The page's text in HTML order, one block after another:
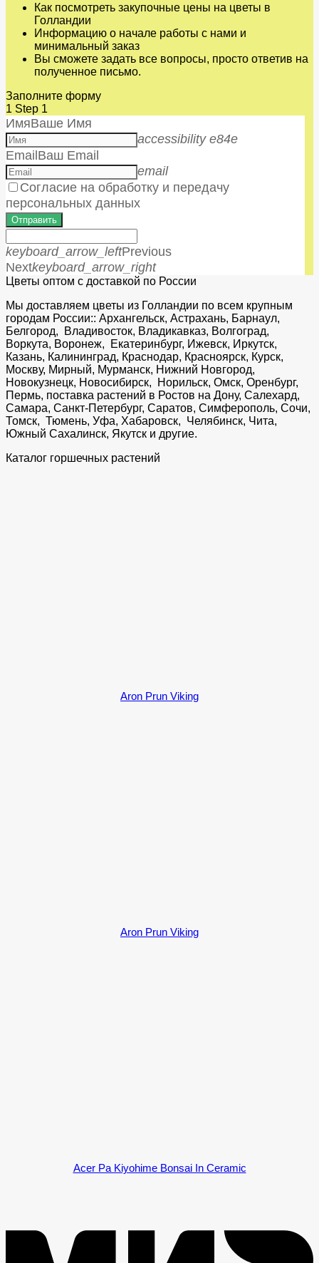
Как посмотреть закупочные цены на цветы в
Голландии
Информацию о начале работы с нами и
минимальный заказ
Вы сможете задать все вопросы, просто ответив на
полученное письмо.
Заполните форму
1 Step 1
ИмяВаше Имя
accessibility e84e
EmailВаш Email
email
Согласие на обработку и передачу
персональных данных
Отправить
keyboard_arrow_leftPrevious
Nextkeyboard_arrow_right
Цветы оптом с доставкой по России
Мы доставляем цветы из Голландии по всем крупным
городам России:: Архангельск, Астрахань, Барнаул,
Белгород, Владивосток, Владикавказ, Волгоград,
Воркута, Воронеж, Екатеринбург, Ижевск, Иркутск,
Казань, Калининград, Краснодар, Красноярск, Курск,
Москву, Мирный, Мурманск, Нижний Новгород,
Новокузнецк, Новосибирск, Норильск, Омск, Оренбург,
Пермь, поставка растений в Ростов на Дону, Салехард,
Самара, Санкт-Петербург, Саратов, Симферополь, Сочи,
Томск, Тюмень, Уфа, Хабаровск, Челябинск, Чита,
Южный Сахалинск, Якутск и другие.
Каталог горшечных растений
Aron Prun Viking
Aron Prun Viking
Acer Pa Kiyohime Bonsai In Ceramic